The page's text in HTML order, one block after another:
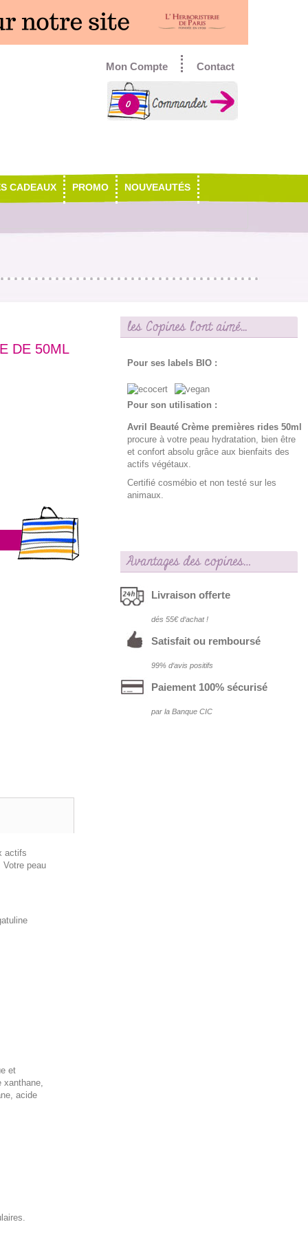
Contact
Mon Compte
0
CADEAUX PROMO NOUVEAUTÉS
DE 50ML
les Copines l'ont aimé...
Pour ses labels BIO :
Pour son utilisation :
Avril Beauté Crème premières rides 50ml
procure à votre peau hydratation, bien être
et confort absolu grâce aux bienfaits des
actifs végétaux.
Certifié cosmébio et non testé sur les
animaux.
Avantages des copines…
Livraison offerte
dés 55€ d‘achat !
Satisfait ou remboursé
99% d‘avis positifs
Paiement 100% sécurisé
par la Banque CIC
actifs
peau
et
xanthane,
acide